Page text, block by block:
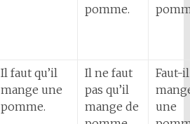
pomme.
Il faut qu’il
mange une
pomme.
Il ne faut
pas qu’il
mange de
Faut-
une